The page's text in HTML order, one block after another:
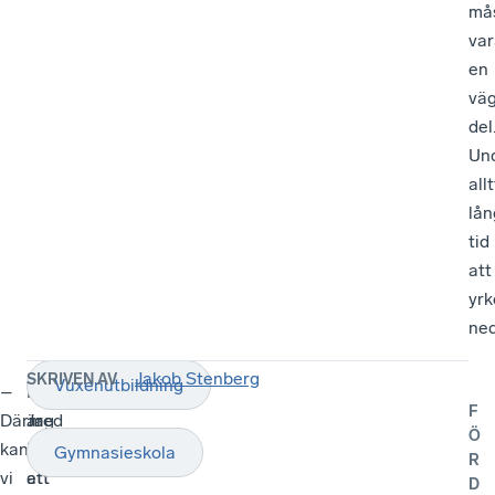
en
del.
tid
att
–
Därmed
kan
vi
Kompetenskrisen
är
inte
ett
–
Jag
önskar
att
Vuxenutbildning
Gymnasieskola
SKRIVEN AV Jakob Stenberg
F
Ö
R
D